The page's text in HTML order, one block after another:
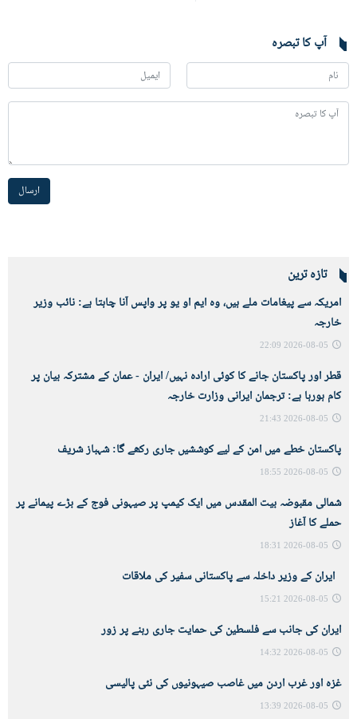
آپ کا تبصرہ
ارسال
تازہ ترین
امریکہ سے پیغامات ملے ہیں، وہ ایم او یو پر واپس آنا چاہتا ہے: نائب وزیر
خارجہ
2026-08-05 22:09
قطر اور پاکستان جانے کا کوئی ارادہ نہیں/ ایران - عمان کے مشترکہ بیان پر
کام ہورہا ہے: ترجمان ایرانی وزارت خارجہ
2026-08-05 21:43
پاکستان خطے میں امن کے لیے کوششیں جاری رکھے گا: شہباز شریف
2026-08-05 18:55
شمالی مقبوضہ بیت المقدس میں ایک کیمپ پر صیہونی فوج کے بڑے پیمانے پر
حملے کا آغاز
2026-08-05 18:31
ایران کے وزیر داخلہ سے پاکستانی سفیر کی ملاقات
2026-08-05 15:21
ایران کی جانب سے فلسطین کی حمایت جاری رہنے پر زور
2026-08-05 14:32
غزہ اور غرب اردن میں غاصب صیہونیوں کی نئی پالیسی
2026-08-05 13:39